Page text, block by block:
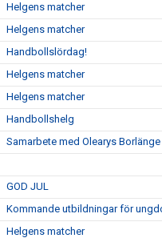
Helgens matcher
Helgens matcher
Handbollslördag!
Helgens matcher
Helgens matcher
Handbollshelg
Samarbete med Olearys Borlänge
GOD JUL
Kommande utbildningar för
Helgens matcher